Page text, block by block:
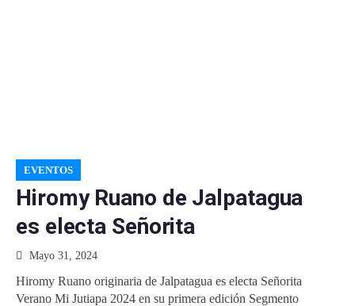
EVENTOS
Hiromy Ruano de Jalpatagua
es electa Señorita
Hiromy Ruano originaria de Jalpatagua es electa Señorita
Verano Mi Jutiapa 2024 en su primera edición Segmento
Mayo 31, 2024